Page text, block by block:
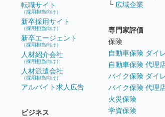
転職サイト
（採用担当向け）
新卒採用サイト
（採用担当向け）
新卒エージェント
（採用担当向け）
人材紹介会社
（採用担当向け）
人材派遣会社
（採用担当向け）
アルバイト求人広告
ビジネス
└ 広域企業
専門家評価
保険
自動車保険 ダイ
自動車保険 代理
バイク保険 ダイ
バイク保険 代理
火災保険
学資保険